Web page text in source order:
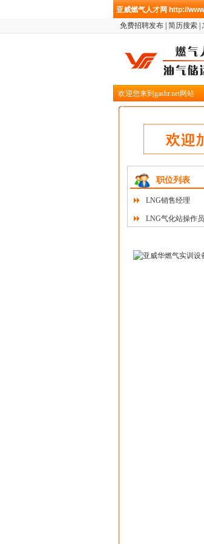
亚威燃气人才网 http://
免费招聘发布 简历搜索
欢迎您来到gashr.net网站
职位列表
LNG销售经理
LNG气化站操作员